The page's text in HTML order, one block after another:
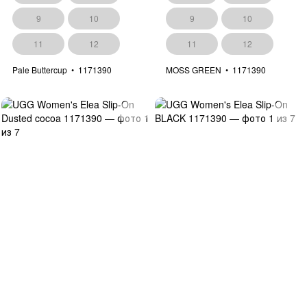
9 10
11 12
Pale Buttercup 1171390
9 10
11 12
MOSS GREEN 1171390